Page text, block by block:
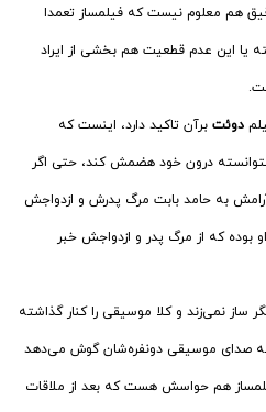
هم معلوم نیست که فیلمساز تعمدا
یا این عدم قطعیت هم بخشی از ایراد
دوئت برآن تاکید دارد، اینست که
نتوانسته درون خود هضمش کند، حتی اگر
به حامد بابت مرگ پدرش و ازدواجش
بوده که از مرگ پدر و ازدواجش خبر
ساز نمی‌زند و کلا موسیقی را کنار گذاشته
صدای موسیقی دونفره‌شان گوش می‌دهد
هم حواسش هست که بعد از ملاقات